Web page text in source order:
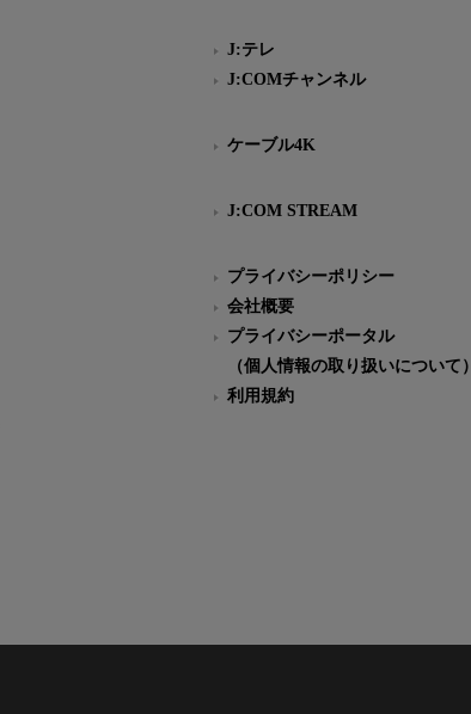
J:テレ
J:COMチャンネル
ケーブル4K
J:COM STREAM
プライバシーポリシー
会社概要
プライバシーポータル
（個人情報の取り扱いについて）
利用規約